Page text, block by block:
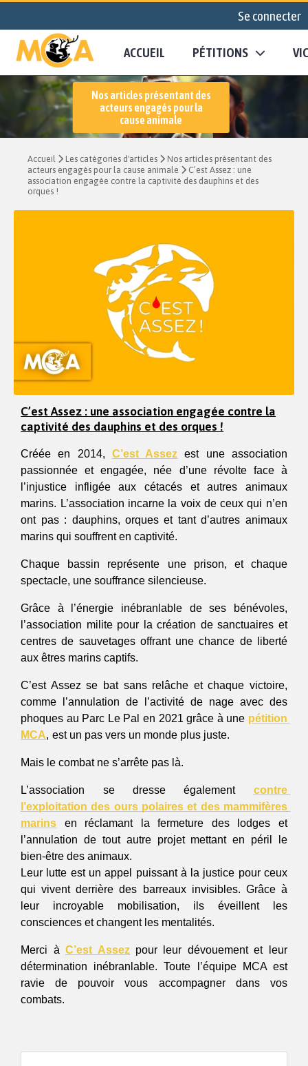
Se connecter
ACCUEIL PÉTITIONS
Nos articles présentant des
acteurs engagés pour la
cause animale
Accueil Les catégories d'articles
Nos articles présentant des
acteurs engagés pour la cause animale
C’est Assez : une
association engagée contre la captivité des dauphins et des
orques !
C’est Assez : une association engagée contre la
captivité des dauphins et des orques !
Créée en 2014, C’est Assez est une association
passionnée et engagée, née d’une révolte face à
l’injustice infligée aux cétacés et autres animaux
marins. L’association incarne la voix de ceux qui n’en
ont pas : dauphins, orques et tant d’autres animaux
marins qui souffrent en captivité.
Chaque bassin représente une prison, et chaque
spectacle, une souffrance silencieuse.
Grâce à l’énergie inébranlable de ses bénévoles,
l’association milite pour la création de sanctuaires et
centres de sauvetages offrant une chance de liberté
aux êtres marins captifs.
C’est Assez se bat sans relâche et chaque victoire,
comme l’annulation de l’activité de nage avec des
phoques au Parc Le Pal en 2021 grâce à une pétition
MCA, est un pas vers un monde plus juste.
Mais le combat ne s’arrête pas là.
L’association se dresse également contre
l’exploitation des ours polaires et des mammifères
marins en réclamant la fermeture des lodges et
l’annulation de tout autre projet mettant en péril le
bien-être des animaux.
Leur lutte est un appel puissant à la justice pour ceux
qui vivent derrière des barreaux invisibles. Grâce à
leur incroyable mobilisation, ils éveillent les
consciences et changent les mentalités.
Merci à C’est Assez pour leur dévouement et leur
détermination inébranlable. Toute l’équipe MCA est
ravie de pouvoir vous accompagner dans vos
combats.